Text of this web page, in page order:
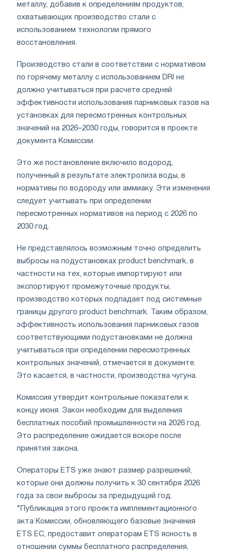
металлу, добавив к определениям продуктов,
охватывающих производство стали с
использованием технологии прямого
восстановления.
Производство стали в соответствии с нормативом
по горячему металлу с использованием DRI не
должно учитываться при расчете средней
эффективности использования парниковых газов на
установках для пересмотренных контрольных
значений на 2026–2030 годы, говорится в проекте
документа Комиссии.
Это же постановление включило водород,
полученный в результате электролиза воды, в
нормативы по водороду или аммиаку. Эти изменения
следует учитывать при определении
пересмотренных нормативов на период с 2026 по
2030 год.
Не представлялось возможным точно определить
выбросы на подустановках product benchmark, в
частности на тех, которые импортируют или
экспортируют промежуточные продукты,
производство которых подпадает под системные
границы другого product benchmark. Таким образом,
эффективность использования парниковых газов
соответствующими подустановками не должна
учитываться при определении пересмотренных
контрольных значений, отмечается в документе.
Это касается, в частности, производства чугуна.
Комиссия утвердит контрольные показатели к
концу июня. Закон необходим для выделения
бесплатных пособий промышленности на 2026 год.
Это распределение ожидается вскоре после
принятия закона.
Операторы ETS уже знают размер разрешений,
которые они должны получить к 30 сентября 2026
года за свои выбросы за предыдущий год.
"Публикация этого проекта имплементационного
акта Комиссии, обновляющего базовые значения
ETS ЕС, предоставит операторам ETS ясность в
отношении суммы бесплатного распределения,